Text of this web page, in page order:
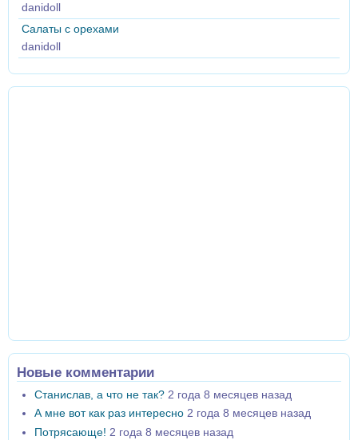
danidoll
Салаты с орехами
danidoll
Новые комментарии
Станислав, а что не так? 2 года 8 месяцев назад
А мне вот как раз интересно 2 года 8 месяцев назад
Потрясающе! 2 года 8 месяцев назад